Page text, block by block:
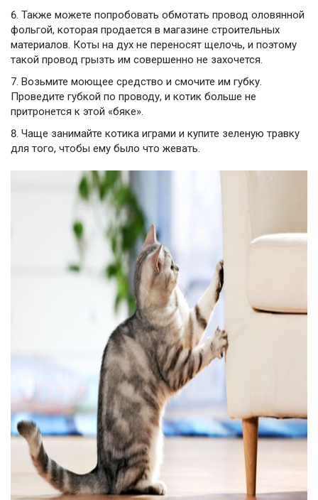
Также можете попробовать обмотать провод оловянной
фольгой, которая продается в магазине строительных
материалов. Коты на дух не переносят щелочь, и поэтому
такой провод грызть им совершенно не захочется.
Возьмите моющее средство и смочите им губку.
Проведите губкой по проводу, и котик больше не
притронется к этой «бяке».
Чаще занимайте котика играми и купите зеленую травку
для того, чтобы ему было что жевать.